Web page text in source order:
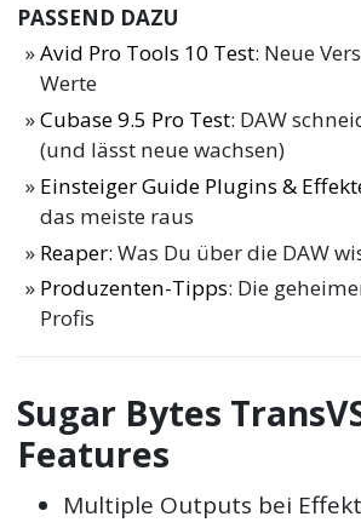
PASSEND DAZU
Avid Pro Tools 10 Test: Neue
Werte
Cubase 9.5 Pro Test: DAW
(und lässt neue wachsen)
Einsteiger Guide Plugins &
das meiste raus
Reaper: Was Du über die DAW
Produzenten-Tipps: Die
Profis
Sugar Bytes
Features
Multiple Outputs bei